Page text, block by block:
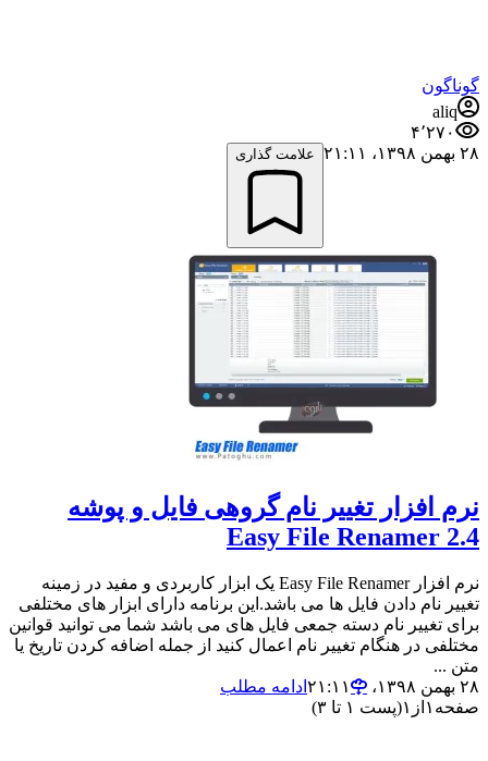
گوناگون
aliq
۴٬۲۷۰
۲۸ بهمن ۱۳۹۸،‏ ۲۱:۱۱
علامت گذاری
نرم افزار تغییر نام گروهی فایل و پوشه
Easy File Renamer 2.4
نرم افزار Easy File Renamer یک ابزار کاربردی و مفید در زمینه
تغییر نام دادن فایل ها می باشد.این برنامه دارای ابزار های مختلفی
برای تغییر نام دسته جمعی فایل های می باشد شما می توانید قوانین
مختلفی در هنگام تغییر نام اعمال کنید از جمله اضافه کردن تاریخ یا
متن ...
۲۸ بهمن ۱۳۹۸،‏ ۲۱:۱۱
ادامه مطلب
صفحه ۱ از ۱(پست ۱ تا ۳)